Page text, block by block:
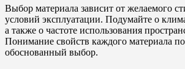
Выбор материала зависит от желаемого
условий эксплуатации. Подумайте о
а также о частоте использования
Понимание свойств каждого материала
обоснованный выбор.